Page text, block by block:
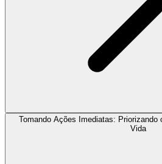
Tomando Ações Imediatas:
Vida